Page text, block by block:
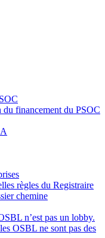
du financement du PSOC
règles du Registraire
chemine
n’est pas un lobby.
OSBL ne sont pas des